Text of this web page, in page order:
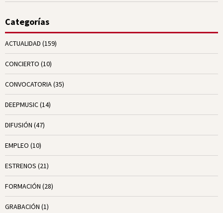
Categorías
ACTUALIDAD (159)
CONCIERTO (10)
CONVOCATORIA(35)
DEEPMUSIC(14)
DIFUSIÓN (47)
EMPLEO (10)
ESTRENOS (21)
FORMACIÓN (28)
GRABACIÓN (1)